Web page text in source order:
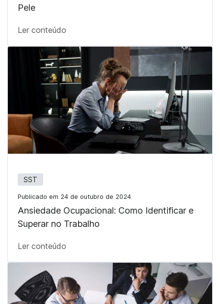
Pele
Ler conteúdo
SST
Publicado em 24 de outubro de 2024
Ansiedade Ocupacional: Como Identificar e
Superar no Trabalho
Ler conteúdo